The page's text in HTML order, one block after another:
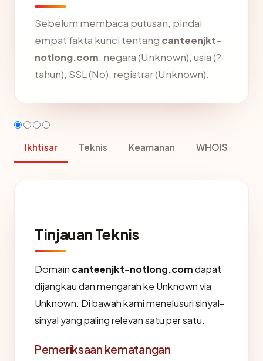
Sebelum membaca putusan, pindai
empat fakta kunci tentang canteenjkt-
notlong.com: negara (Unknown), usia (?
tahun), SSL (No), registrar (Unknown).
Ikhtisar Teknis Keamanan WHOIS
Tinjauan Teknis
Domain canteenjkt-notlong.comdapat
dijangkau dan mengarah ke Unknown via
Unknown. Di bawah kami menelusuri sinyal-
sinyal yang paling relevan satu per satu.
Pemeriksaan kematangan